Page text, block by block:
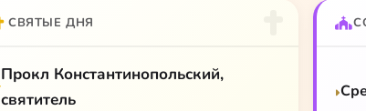
СВЯТЫЕ ДНЯ
Прокл Константинопольский,
святитель